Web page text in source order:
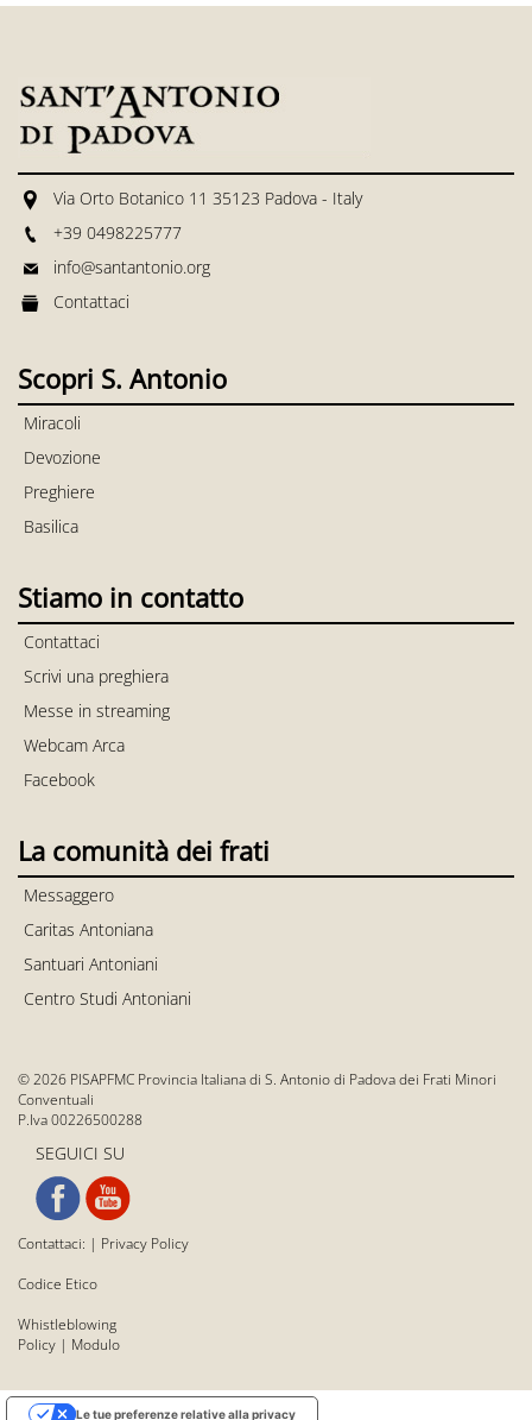
Via Orto Botanico 11 35123 Padova - Italy
+39 0498225777
info@santantonio.org
Contattaci
Scopri S. Antonio
Miracoli
Devozione
Preghiere
Basilica
Stiamo in contatto
Contattaci
Scrivi una preghiera
Messe in streaming
Webcam Arca
Facebook
La comunità dei frati
Messaggero
Caritas Antoniana
Santuari Antoniani
Centro Studi Antoniani
© 2026 PISAPFMC Provincia Italiana di S. Antonio di Padova dei Frati Minori
Conventuali
P.Iva 00226500288
SEGUICI SU
Contattaci: | Privacy Policy
Codice Etico
Whistleblowing
Policy | Modulo
Le tue preferenze relative alla privacy